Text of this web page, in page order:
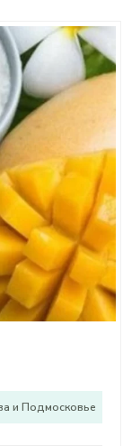
и Подмосковье